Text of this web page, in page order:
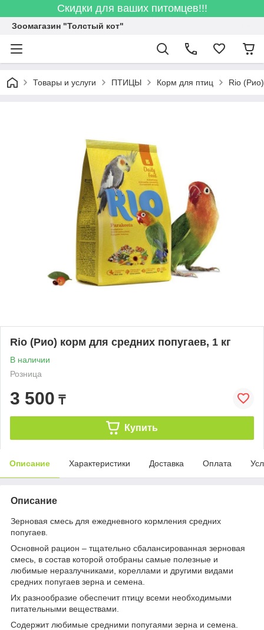
Скидки для ваших питомцев!!!
Зоомагазин "Толстый кот"
Товары и услуги ПТИЦЫ Корм для птиц Rio
Rio (Рио) корм для средних попугаев, 1 кг
В наличии
Розница
3 500 ₸
Купить
Описание Характеристики Доставка Оплата
Описание
Зерновая смесь для ежедневного кормления средних
попугаев.
Основной рацион – тщательно сбалансированная зерновая
смесь, в состав которой отобраны самые полезные и
любимые неразлучниками, кореллами и другими видами
средних попугаев зерна и семена.
Их разнообразие обеспечит птицу всеми необходимыми
питательными веществами.
Содержит любимые средними попугаями зерна и семена.